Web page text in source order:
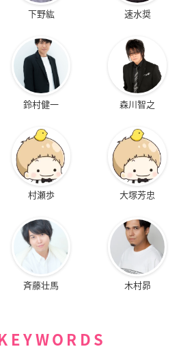
下野紘 速水奨
鈴村健一 森川智之
村瀬歩 大塚芳忠
斉藤壮馬 木村昴
KEYWORDS